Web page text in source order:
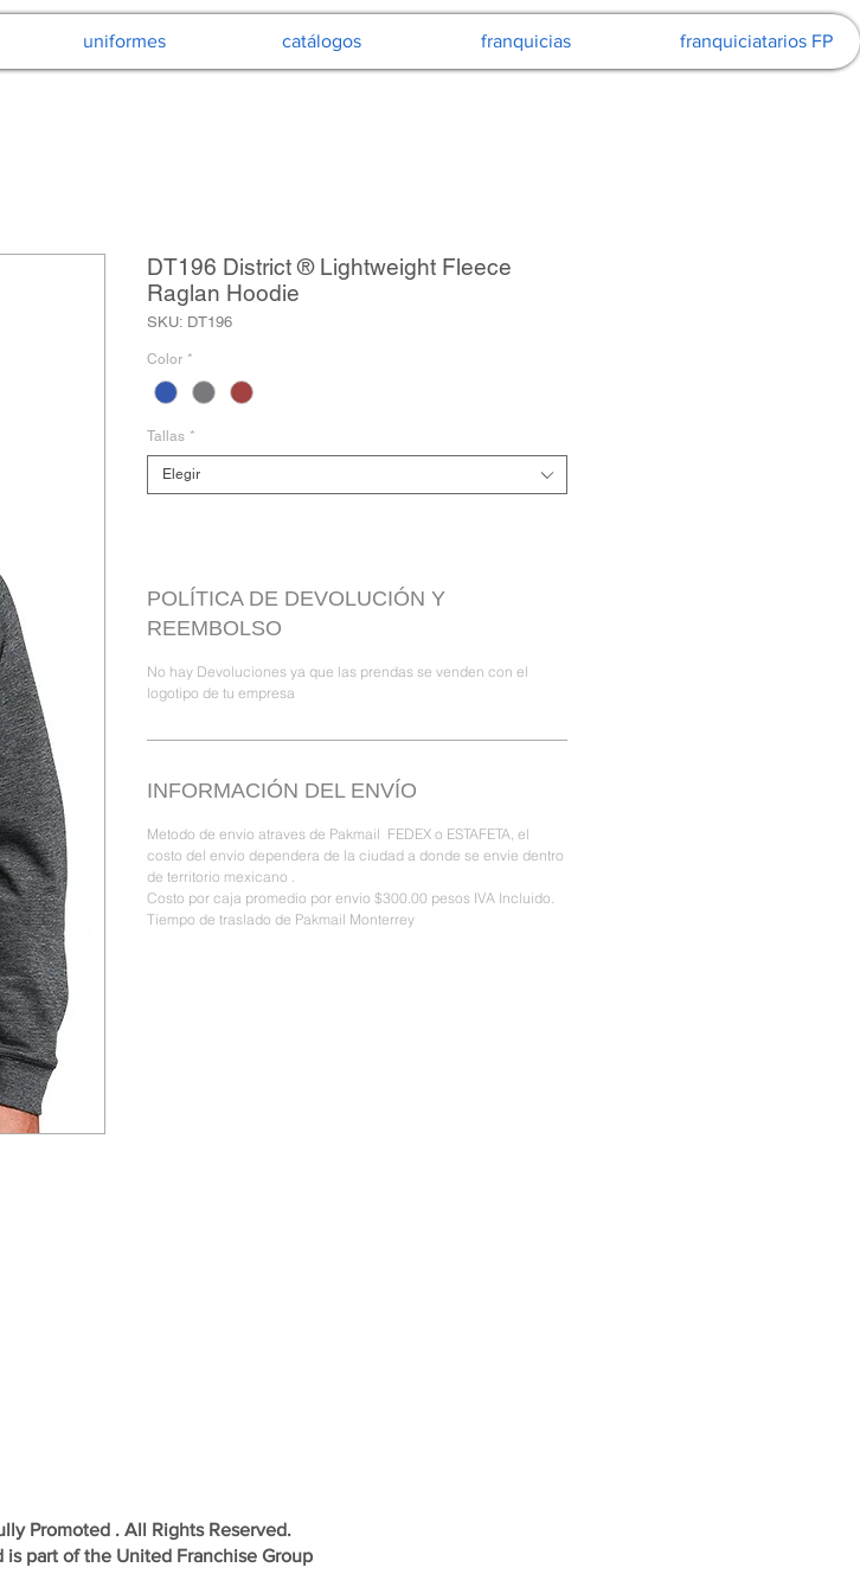
uniformes catálogos franquicias franquiciatarios FP
DT196 District ® Lightweight Fleece
Raglan Hoodie
SKU: DT196
Color *
Tallas *
Elegir
POLÍTICA DE DEVOLUCIÓN Y
REEMBOLSO
No hay Devoluciones ya que las prendas se venden con el
logotipo de tu empresa
INFORMACIÓN DEL ENVÍO
Metodo de envio atraves de Pakmail FEDEX o ESTAFETA, el
costo del envio dependera de la ciudad a donde se envie dentro
de territorio mexicano .
Costo por caja promedio por envio $300.00 pesos IVA Incluido.
Tiempo de traslado de Pakmail Monterrey
Promoted . All Rights Reserved.
is part of the United Franchise Group